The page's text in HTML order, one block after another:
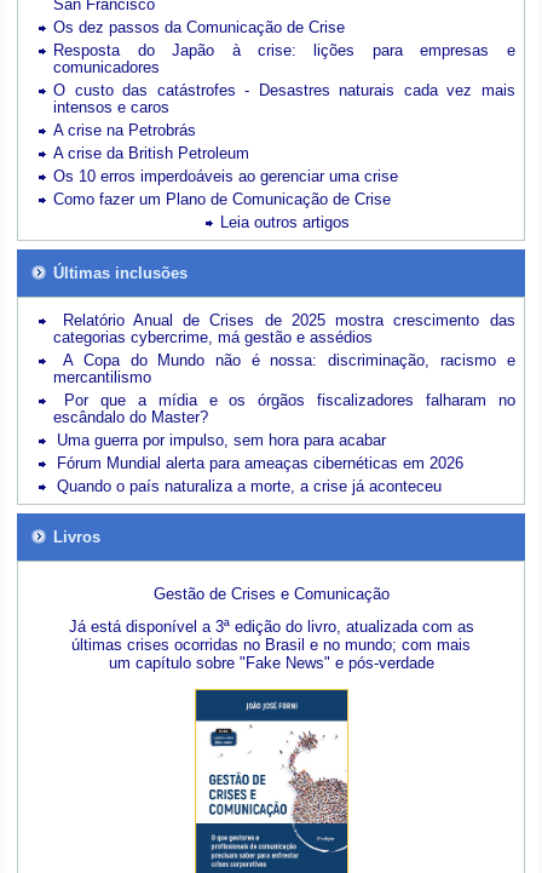
San Francisco
Os dez passos da Comunicação de Crise
Resposta do Japão à crise: lições para empresas e
comunicadores
O custo das catástrofes -
Desastres naturais cada vez mais
intensos e caros
A crise na Petrobrás
A crise da British Petroleum
Os 10 erros imperdoáveis ao gerenciar uma crise
Como fazer um Plano de Comunicação de Crise
Leia outros artigos
Últimas inclusões
Relatório Anual de Crises de 2025 mostra crescimento das
categorias cybercrime, má gestão e assédios
A Copa do Mundo não é nossa: discriminação, racismo e
mercantilismo
Por que a mídia e os órgãos fiscalizadores falharam no
escândalo do Master?
Uma guerra por impulso, sem hora para acabar
Fórum Mundial alerta para ameaças cibernéticas em 2026
Quando o país naturaliza a morte, a crise já aconteceu
Livros
Gestão de Crises e Comunicação
Já está disponível a 3ª edição do livro, atualizada com as
últimas crises ocorridas no Brasil e no mundo; com mais
um capítulo sobre "Fake News" e pós-verdade